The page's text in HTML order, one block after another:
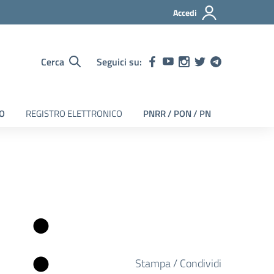
Accedi
Cerca Seguici su:
REGISTRO ELETTRONICO PNRR / PON / PN
Stampa / Condividi